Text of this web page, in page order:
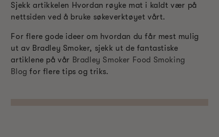
Sjekk artikkelen Hvordan røyke mat i kaldt vær på
nettsiden ved å bruke søkeverktøyet vårt.
For flere gode ideer om hvordan du får mest mulig
ut av Bradley Smoker, sjekk ut de fantastiske
artiklene på vår Bradley Smoker Food Smoking
Blog for flere tips og triks.